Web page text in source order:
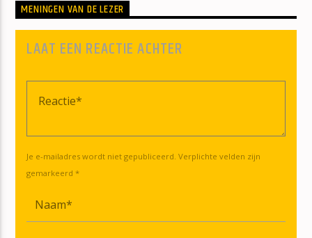
MENINGEN VAN DE LEZER
LAAT EEN REACTIE ACHTER
Je e-mailadres wordt niet gepubliceerd. Verplichte velden zijn
gemarkeerd *